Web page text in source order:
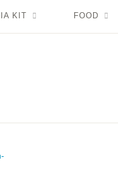
KIT FOOD